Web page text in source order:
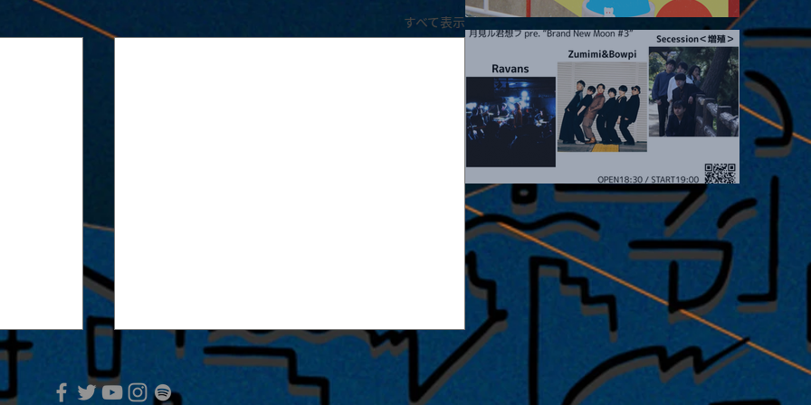
すべて表示
2026.08.19 |【観覧】JUST RIGHT!! vol.27
2026.08.20 |【観覧】月見ル君想フpre. “Brand New Moon #3”